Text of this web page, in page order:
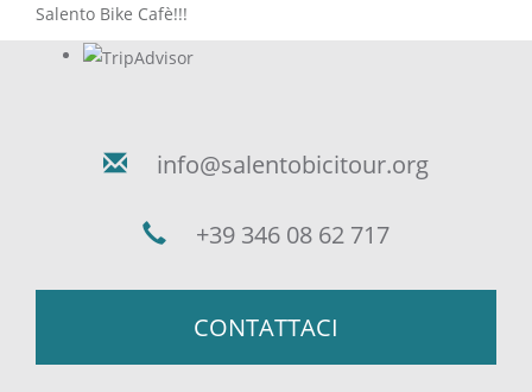
Salento Bike Cafè!!!
info@salentobicitour.org
+39 346 08 62 717
CONTATTACI